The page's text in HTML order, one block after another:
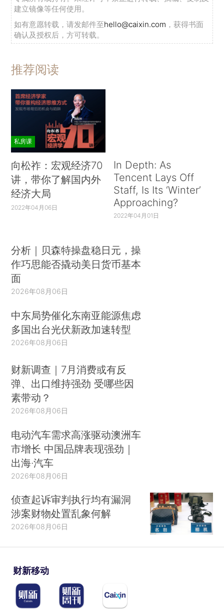
建立镜像等任何使用。
如有意愿转载，请发邮件至hello@caixin.com ，获得书面
确认及授权后，方可转载。
推荐阅读
私房课
向松祚：宏观经济70
讲，带你了解国内外
经济大局
2022年04月06日
In Depth: As
Tencent Lays Off
Staff, Is Its ‘Winter’
Approaching?
2022年04月01日
分析｜贝森特操盘稳日元，操
作巧思能否撬动美日货币基本
面
2026年08月06日
中东局势催化东南亚能源焦虑
多国出台光伏新政加速转型
2026年08月06日
财新调查｜7月消费或有反
弹、出口维持强劲 受哪些因
素带动？
2026年08月06日
电动汽车需求高涨驱动澳洲车
市增长 中国品牌表现强劲｜
出海·汽车
2026年08月06日
侦查起诉审判执行均有漏洞
涉案财物处置乱象何解
2026年08月06日
财新移动